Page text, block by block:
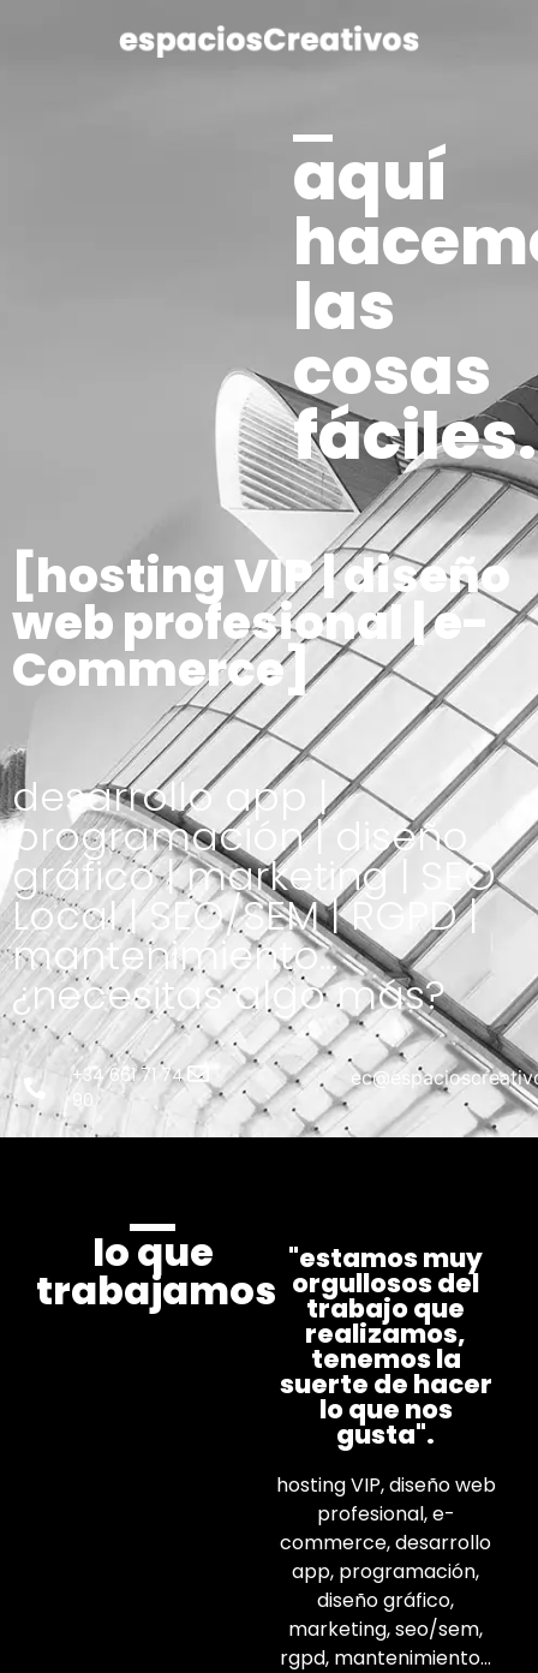
aquí
las
cosas
fáciles.
[hosting VIP | diseño
web profesional | e-
Commerce]
desarrollo app |
programación | diseño
gráfico | marketing | SEO
Local | SEO/SEM | RGPD |
mantenimiento...
¿necesitas algo más?
+34 661 71 74
90
@ce
lo que
trabajamos
"estamos muy
orgullosos del
trabajo que
realizamos,
tenemos la
suerte de hacer
lo que nos
gusta".
hosting VIP, diseño web
profesional, e-
commerce, desarrollo
app, programación,
diseño gráfico,
marketing, seo/sem,
rgpd, mantenimiento…